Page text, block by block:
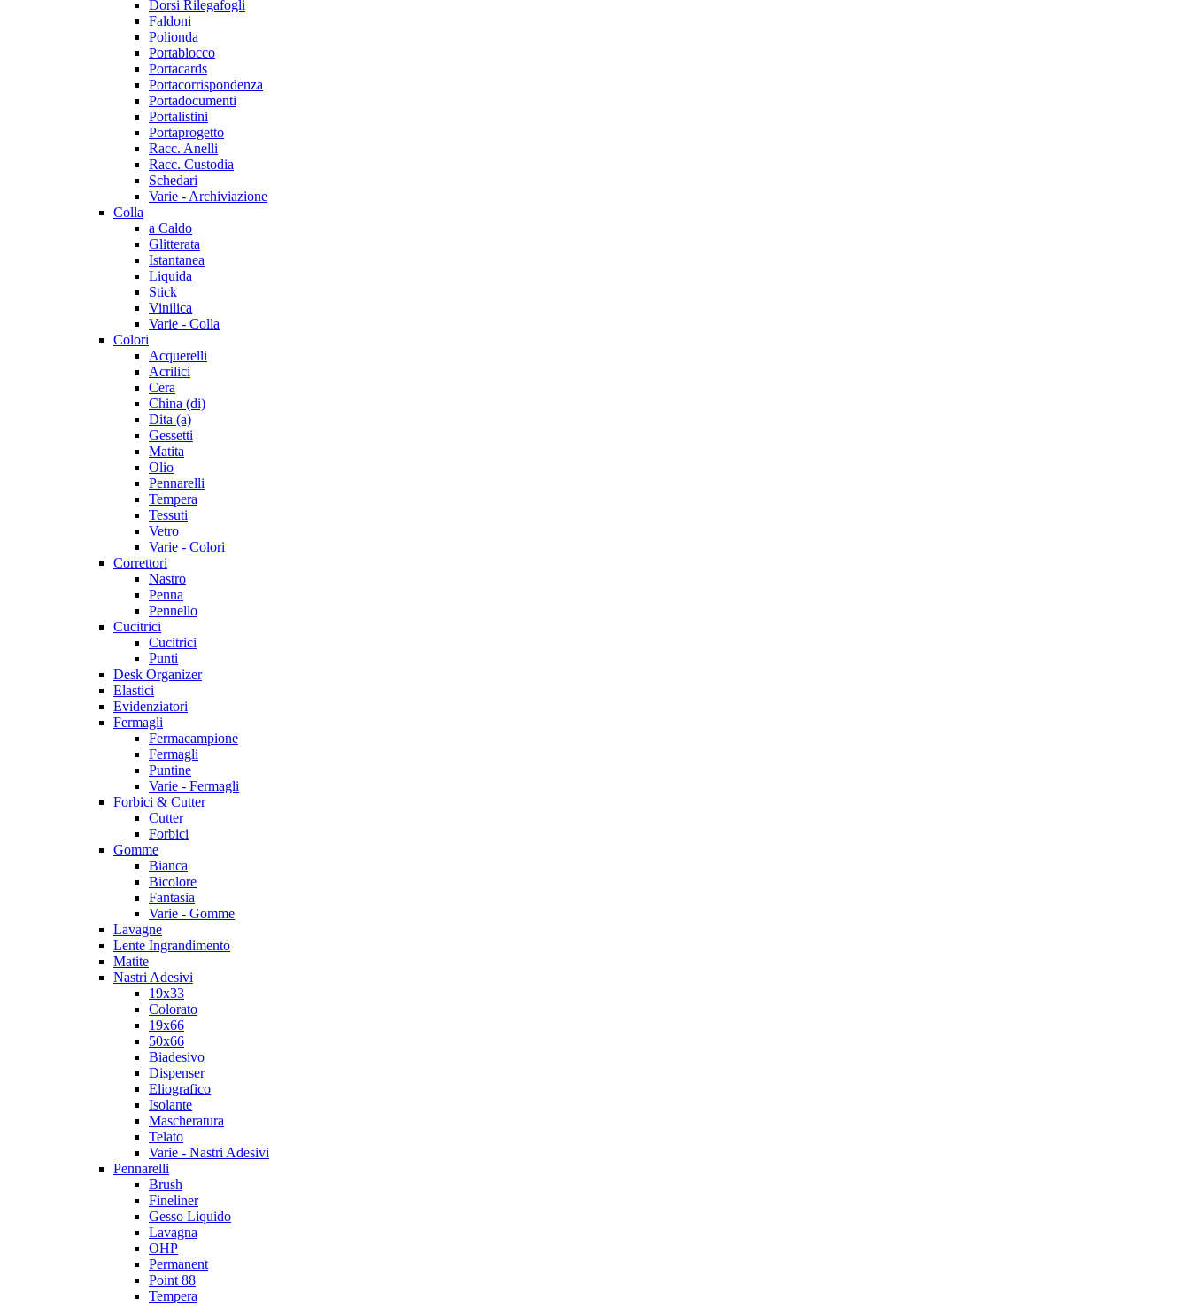
Dorsi Rilegafogli
Faldoni
Polionda
Portablocco
Portacards
Portacorrispondenza
Portadocumenti
Portalistini
Portaprogetto
Racc. Anelli
Racc. Custodia
Schedari
Varie - Archiviazione
Colla
a Caldo
Glitterata
Istantanea
Liquida
Stick
Vinilica
Varie - Colla
Colori
Acquerelli
Acrilici
Cera
China (di)
Dita (a)
Gessetti
Matita
Olio
Pennarelli
Tempera
Tessuti
Vetro
Varie - Colori
Correttori
Nastro
Penna
Pennello
Cucitrici
Cucitrici
Punti
Desk Organizer
Elastici
Evidenziatori
Fermagli
Fermacampione
Fermagli
Puntine
Varie - Fermagli
Forbici & Cutter
Cutter
Forbici
Gomme
Bianca
Bicolore
Fantasia
Varie - Gomme
Lavagne
Lente Ingrandimento
Matite
Nastri Adesivi
19x33
Colorato
19x66
50x66
Biadesivo
Dispenser
Eliografico
Isolante
Mascheratura
Telato
Varie - Nastri Adesivi
Pennarelli
Brush
Fineliner
Gesso Liquido
Lavagna
OHP
Permanent
Point 88
Tempera